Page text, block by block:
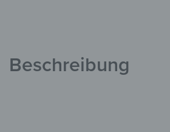
Beschreibung